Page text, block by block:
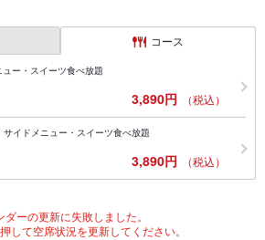
コース
ー・スイーツ食べ放題
3,890円 （税込）
サイドメニュー・スイーツ食べ放題
3,890円 （税込）
ダーの更新に失敗しました。
して空席状況を更新してください。